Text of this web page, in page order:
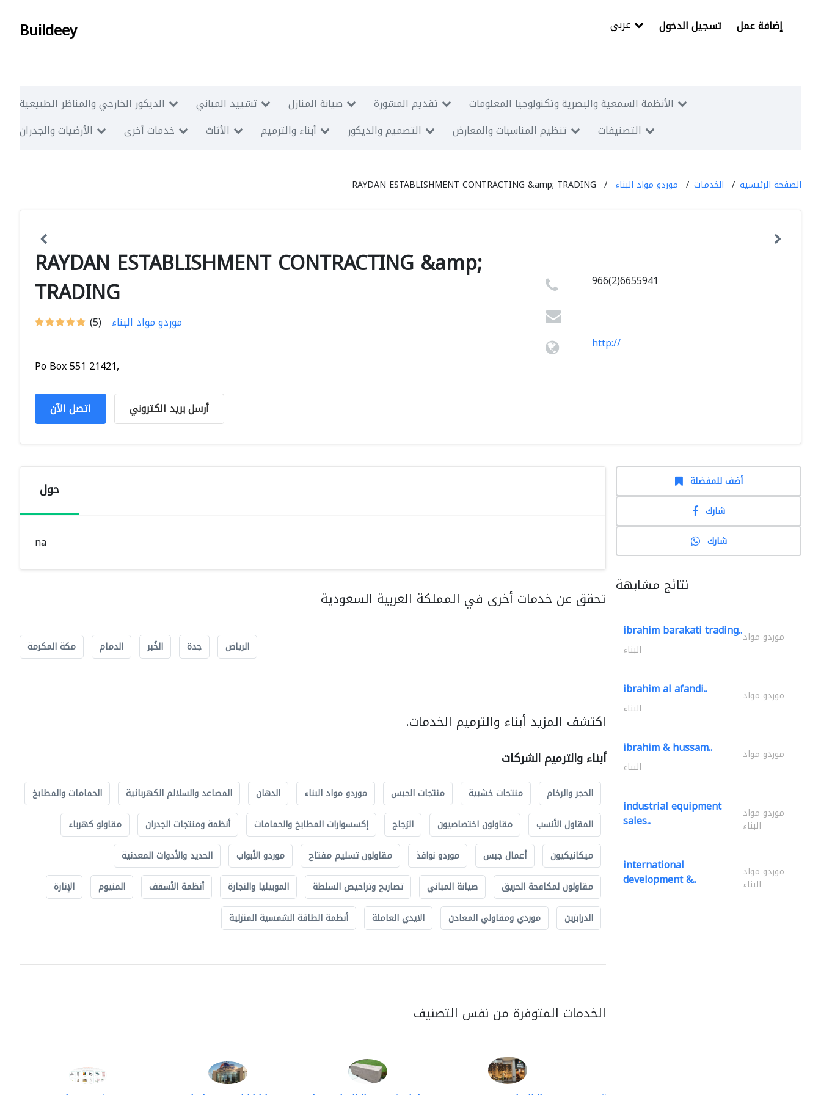
Buildeey تسجيل الدخول إضافة عمل
الديكور الخارجي والمناظر الطبيعية تشييد المباني صيانة المنازل تقديم المشورة
الأنظمة السمعية والبصرية وتكنولوجيا المعلومات
الأرضيات والجدران
خدمات أخرى الأثاث أبناء والترميم التصميم والديكور تنظيم المناسبات والمعارض التصنيفات
الصفحة الرئيسية الخدمات موردو مواد البناء RAYDAN ESTABLISHMENT CONTRACTING &amp; TRADING
RAYDAN ESTABLISHMENT CONTRACTING &amp;
TRADING
(5) موردو مواد البناء
Po Box 551 21421,
اتصل الآن أرسل بريد الكتروني
966(2)6655941
http://
حول
na
تحقق عن خدمات أخرى في المملكة العربية السعودية
الرياض جدة الخُبر الدمام مكة المكرمة
اكتشف المزيد أبناء والترميم الخدمات.
أبناء والترميم الشركات
الحجر والرخام منتجات خشبية منتجات الجبس موردو مواد البناء الدهان المصاعد والسلالم الكهربائية
الحمامات والمطابخ
المقاول الأنسب
مقاولون اختصاصيون الزجاج إكسسوارات المطابخ والحمامات أنظمة ومنتجات الجدران
مقاولو كهرباء
ميكانيكيون
أعمال جبس موردو نوافذ مقاولون تسليم مفتاح موردو الأبواب
الحديد والأدوات المعدنية
مقاولون لمكافحة الحريق
صيانة المباني تصاريح وتراخيص السلطة الموبيليا والنجارة أنظمة الأسقف المنيوم
الإنارة
الدرابزين
موردي ومقاولي المعادن الايدي العاملة أنظمة الطاقة الشمسية المنزلية
الخدمات المتوفرة من نفس التصنيف
أضف للمفضلة
شارك
شارك
نتائج مشابهة
ibrahim barakati trading..موردو مواد
البناء
ibrahim al afandi.. موردو مواد
البناء
ibrahim & hussam.. موردو مواد
البناء
industrial equipment
sales.. موردو مواد
البناء
international
development &.. موردو مواد
البناء